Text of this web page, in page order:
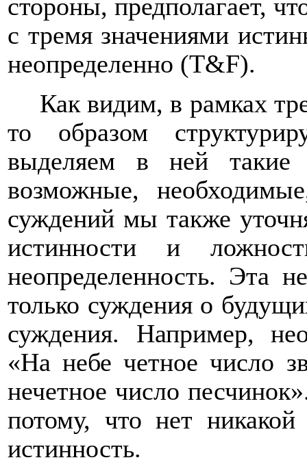
стороны, предполагает,
с тремя значениями
неопределенно (T&F).
Как видим, в рамках
то образом
выделяем в ней такие
возможные,
суждений мы также
истинности и
неопределенность. Эта
только суждения о
суждения. Например,
«На небе четное число
нечетное число
потому, что нет
истинность.